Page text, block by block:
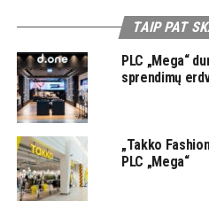
TAIP PAT
PLC „Mega“
sprendimų
„Takko
PLC „Mega“